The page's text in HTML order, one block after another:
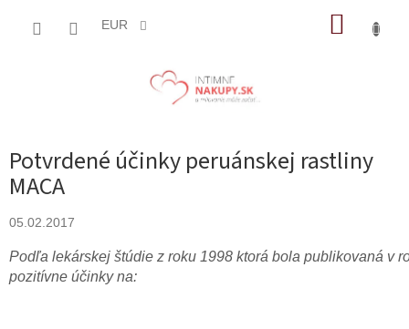
EUR
Potvrdené účinky peruánskej rastliny
MACA
05.02.2017
Podľa lekárskej štúdie z roku 1998 ktorá bola publikovaná v
pozitívne účinky na: